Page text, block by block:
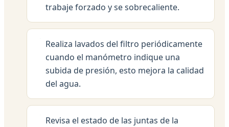
trabaje forzado y se sobrecaliente.
Realiza lavados del filtro periódicamente
cuando el manómetro indique una
subida de presión, esto mejora la calidad
del agua.
Revisa el estado de las juntas de la